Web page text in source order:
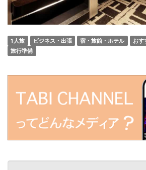
1人旅 ビジネス・出張 宿・旅館・ホテル
おす
旅行準備